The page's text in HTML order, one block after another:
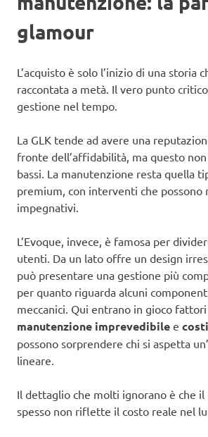
glamour
L’acquisto è solo l’inizio di una storia
raccontata a metà. Il vero punto
gestione nel tempo.
La GLK tende ad avere una
fronte dell’affidabilità, ma questo
bassi. La manutenzione resta quella
premium, con interventi che possono
impegnativi.
L’Evoque, invece, è famosa per
utenti. Da un lato offre un design
può presentare una gestione più
per quanto riguarda alcuni
meccanici. Qui entrano in gioco
manutenzione imprevedibile e
possono sorprendere chi si aspetta
lineare.
Il dettaglio che molti ignorano è che il
spesso non riflette il costo reale nel